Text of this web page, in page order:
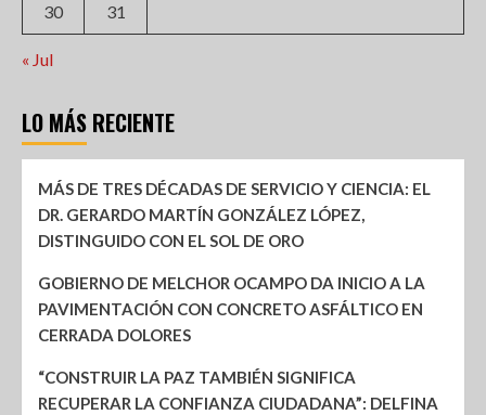
30 31
« Jul
LO MÁS RECIENTE
MÁS DE TRES DÉCADAS DE SERVICIO Y CIENCIA: EL
DR. GERARDO MARTÍN GONZÁLEZ LÓPEZ,
DISTINGUIDO CON EL SOL DE ORO
GOBIERNO DE MELCHOR OCAMPO DA INICIO A LA
PAVIMENTACIÓN CON CONCRETO ASFÁLTICO EN
CERRADA DOLORES
“CONSTRUIR LA PAZ TAMBIÉN SIGNIFICA
RECUPERAR LA CONFIANZA CIUDADANA”: DELFINA